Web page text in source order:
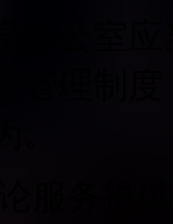
办公室
管理制
服务提